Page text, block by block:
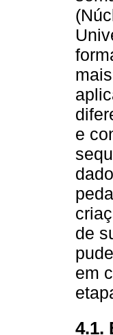
e
de
em
4.1.